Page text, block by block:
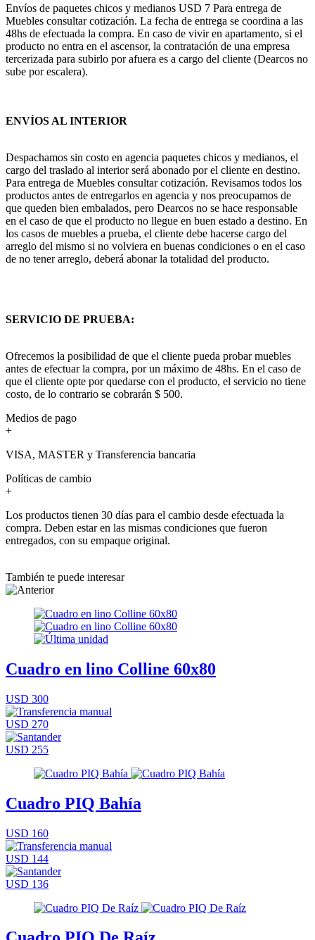
Envíos de paquetes chicos y medianos USD 7 Para entrega de
Muebles consultar cotización. La fecha de entrega se coordina a las
48hs de efectuada la compra. En caso de vivir en apartamento, si el
producto no entra en el ascensor, la contratación de una empresa
tercerizada para subirlo por afuera es a cargo del cliente (Dearcos no
sube por escalera).
ENVÍOS AL INTERIOR
Despachamos sin costo en agencia paquetes chicos y medianos, el
cargo del traslado al interior será abonado por el cliente en destino.
Para entrega de Muebles consultar cotización. Revisamos todos los
productos antes de entregarlos en agencia y nos preocupamos de
que queden bien embalados, pero Dearcos no se hace responsable
en el caso de que el producto no llegue en buen estado a destino. En
los casos de muebles a prueba, el cliente debe hacerse cargo del
arreglo del mismo si no volviera en buenas condiciones o en el caso
de no tener arreglo, deberá abonar la totalidad del producto.
SERVICIO DE PRUEBA:
Ofrecemos la posibilidad de que el cliente pueda probar muebles
antes de efectuar la compra, por un máximo de 48hs. En el caso de
que el cliente opte por quedarse con el producto, el servicio no tiene
costo, de lo contrario se cobrarán $ 500.
Medios de pago
+
VISA, MASTER y Transferencia bancaria
Políticas de cambio
+
Los productos tienen 30 días para el cambio desde efectuada la
compra. Deben estar en las mismas condiciones que fueron
entregados, con su empaque original.
También te puede interesar
Cuadro en lino Colline 60x80
USD 300
USD 270
USD 255
Cuadro PIQ Bahía
USD 160
USD 144
USD 136